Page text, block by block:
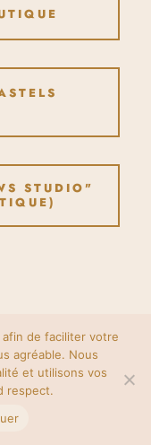
STUDIO"
de faciliter votre
agréable. Nous
et utilisons vos
respect.